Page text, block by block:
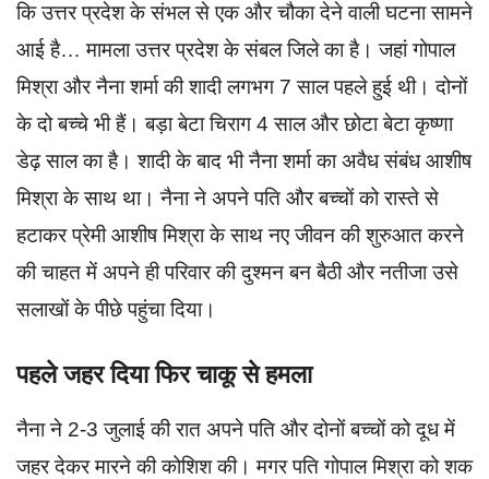
कि उत्तर प्रदेश के संभल से एक और चौका देने वाली घटना सामने
आई है… मामला उत्तर प्रदेश के संबल जिले का है। जहां गोपाल
मिश्रा और नैना शर्मा की शादी लगभग 7 साल पहले हुई थी। दोनों
के दो बच्चे भी हैं। बड़ा बेटा चिराग 4 साल और छोटा बेटा कृष्णा
डेढ़ साल का है। शादी के बाद भी नैना शर्मा का अवैध संबंध आशीष
मिश्रा के साथ था। नैना ने अपने पति और बच्चों को रास्ते से
हटाकर प्रेमी आशीष मिश्रा के साथ नए जीवन की शुरुआत करने
की चाहत में अपने ही परिवार की दुश्मन बन बैठी और नतीजा उसे
सलाखों के पीछे पहुंचा दिया।
पहले जहर दिया फिर चाकू से हमला
नैना ने 2-3 जुलाई की रात अपने पति और दोनों बच्चों को दूध में
जहर देकर मारने की कोशिश की। मगर पति गोपाल मिश्रा को शक